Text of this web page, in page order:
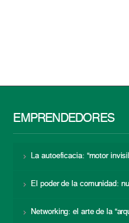
EMPRENDEDORES
La autoeficacia: “motor
El poder de la comunidad:
Networking: el arte de la